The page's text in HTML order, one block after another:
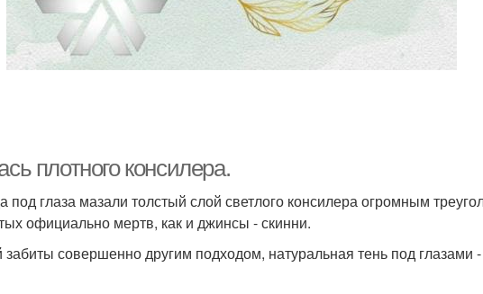
плотного консилера.
под глаза мазали толстый слой светлого консилера огромным
официально мертв, как и джинсы - скинни.
совершенно другим подходом, натуральная тень под глазами